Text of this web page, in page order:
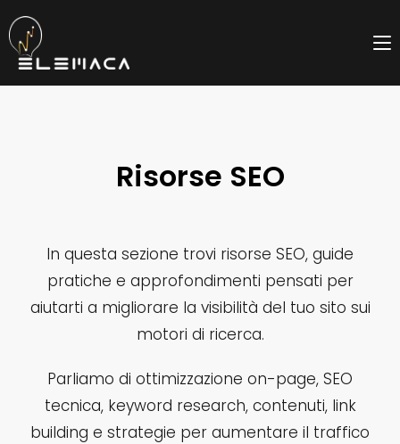
al
contenuto
Risorse SEO
In questa sezione trovi risorse SEO, guide
pratiche e approfondimenti pensati per
aiutarti a migliorare la visibilità del tuo sito sui
motori di ricerca.
Parliamo di ottimizzazione on-page, SEO
tecnica, keyword research, contenuti, link
building e strategie per aumentare il traffico